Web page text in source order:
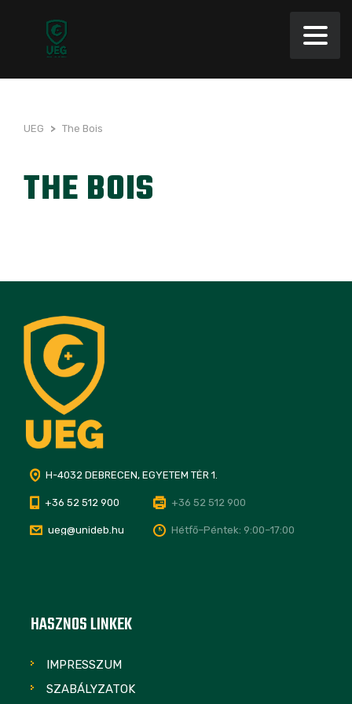
UEG > The Bois
THE BOIS
H-4032 DEBRECEN, EGYETEM TÉR 1.
+36 52 512 900 +36 52 512 900
ueg@unideb.hu Hétfő–Péntek: 9:00–17:00
HASZNOS LINKEK
IMPRESSZUM
SZABÁLYZATOK